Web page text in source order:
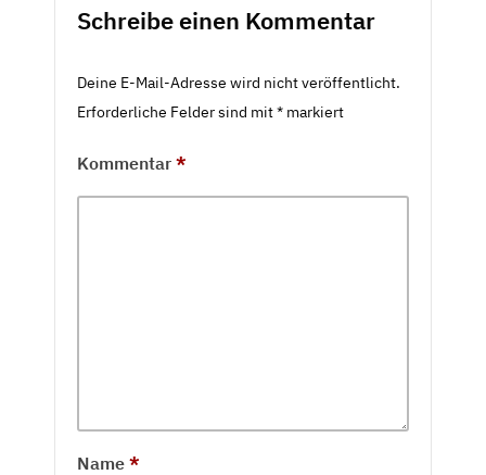
Schreibe einen Kommentar
Deine E-Mail-Adresse wird nicht veröffentlicht.
Erforderliche Felder sind mit* markiert
Kommentar *
Name *